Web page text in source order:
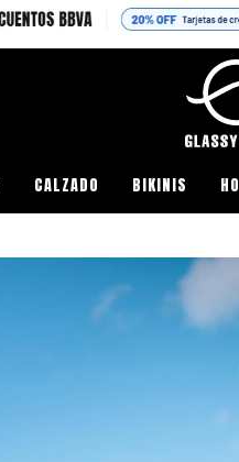
CALZADO BIKINIS